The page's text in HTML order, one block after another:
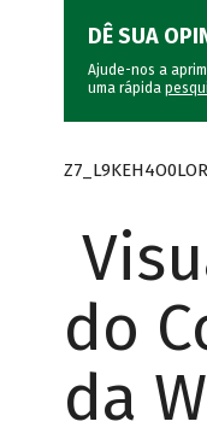
DÊ SUA
Ajude-nos a
uma rápida
do
da